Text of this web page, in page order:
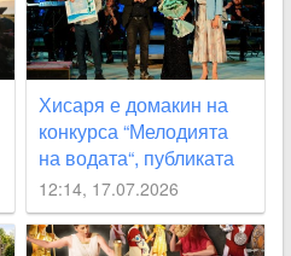
Хисаря е домакин на
конкурса “Мелодията
на водата“, публиката
влиза безплатно
12:14, 17.07.2026